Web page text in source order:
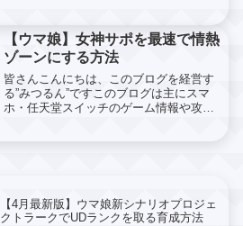
こで今回はガチャ産SSRの代用として使
えるトレパス・配布...
【ウマ娘】女神サポを最速で情熱
ゾーンにする方法
皆さんこんにちは、このブログを経営す
る”みつるん”ですこのブログは主にスマ
ホ・任天堂スイッチのゲーム情報や攻略
【4月最新版】ウマ娘新シナリオプロジェ
クトラークでUDランクを取る育成方法